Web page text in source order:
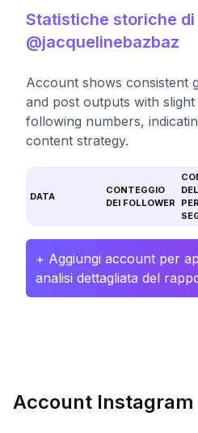
Statistiche storiche di
@jacquelinebazbaz
Account shows consistent
and post outputs with
following numbers,
content strategy.
DATA
CONTEGGIO
DEI FOLLOWER
+ Aggiungi account per
analisi dettagliata del
Account Instagram